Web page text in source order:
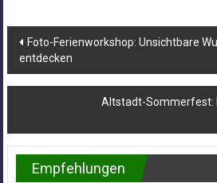
Beitragsnavigation
Foto-Ferienworkshop: Unsichtbare
entdecken
Altstadt-Sommerfest:
Empfehlungen